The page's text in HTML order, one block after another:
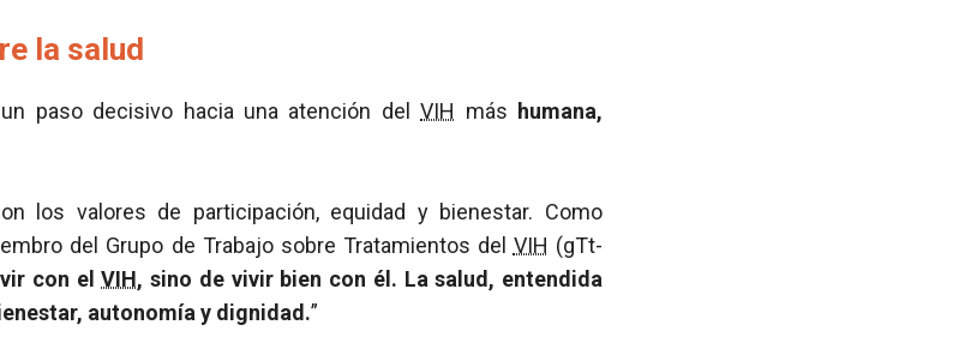
la salud
paso decisivo hacia una atención delVIH más humana,
los valores de participación, equidad y bienestar. Como
del Grupo de Trabajo sobre Tratamientos del VIH (gTt-
con elVIH, sino de vivir bien con él. La salud, entendida
autonomía y dignidad.”